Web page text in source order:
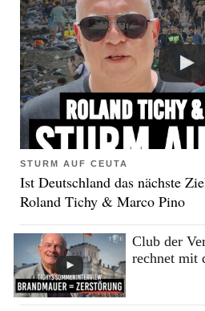
STURM AUF CEUTA
Ist Deutschland das nächste
Roland Tichy & Marco Pino
Club der
rechnet mit